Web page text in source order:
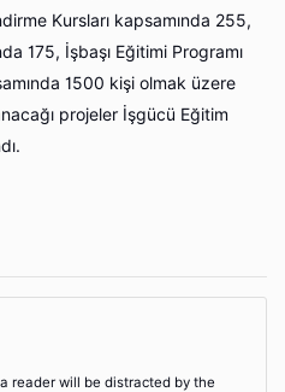
Kursları kapsamında 255,
175, İşbaşı Eğitimi Programı
1500 kişi olmak üzere
projeler İşgücü Eğitim
reader will be distracted by the